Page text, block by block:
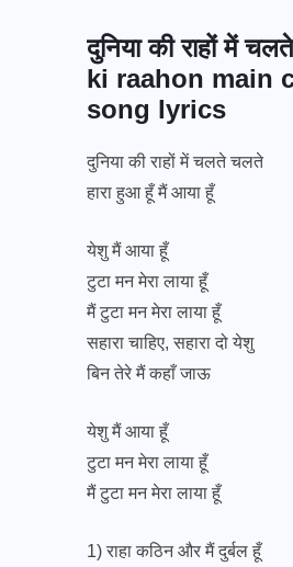
दुनिया की राहों में
ki raahon main
song lyrics
दुनिया की राहों में चलते चलते
हारा हुआ हूँ मैं आया हूँ
येशु मैं आया हूँ
टुटा मन मेरा लाया हूँ
मैं टुटा मन मेरा लाया हूँ
सहारा चाहिए, सहारा दो येशु
बिन तेरे मैं कहाँ जाऊ
येशु मैं आया हूँ
टुटा मन मेरा लाया हूँ
मैं टुटा मन मेरा लाया हूँ
1) राहा कठिन और मैं दुर्बल हूँ